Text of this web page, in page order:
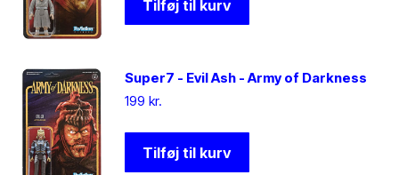
Tilføj til kurv
Super7 - Evil Ash - Army of Darkness
199 kr.
Tilføj til kurv